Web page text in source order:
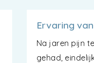
Ervaring
Na jaren pijn
gehad,